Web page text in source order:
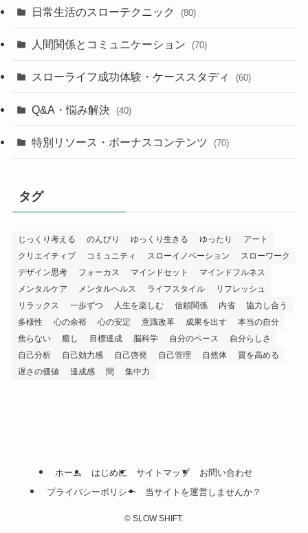
日常生活のスローテクニック (80)
人間関係とコミュニケーション (70)
スローライフ成功体験・ケーススタディ (60)
Q&A・悩み解決 (40)
特別リソース・ボーナスコンテンツ (70)
タグ
じっくり考える のんびり ゆっくり生きる ゆったり
アート
クリエイティブ
コミュニティ スローイノベーション
スローワーク
デザイン思考
フォーカス マインドセット
マインドフルネス
メンタルケア
メンタルヘルス ライフスタイル
リフレッシュ
リラックス
一歩ずつ 人生を楽しむ 信頼関係 内省
協力し合う
多様性
心の余裕 心の安定 意識改革 成果を出す
本当の自分
焦らない
癒し 目標達成 脳科学 自分のペース
自分らしさ
自己分析
自己効力感 自己啓発 自己管理 自然体
質を高める
遅さの価値
達成感 間 集中力
ホーム はじめに サイトマップ
お問い合わせ
プライバシーポリシー
当サイトを運営しませんか？
© SLOW SHIFT.